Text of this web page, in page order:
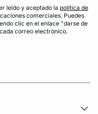
leído y aceptado la política de
comerciales. Puedes
clic en el enlace "darse de
correo electrónico.